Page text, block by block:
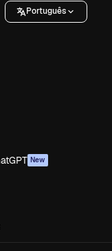
Português
New